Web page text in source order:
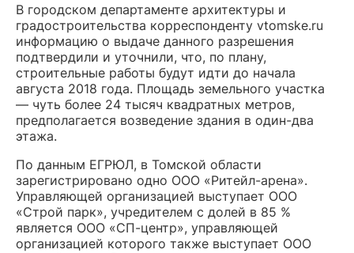
В городском департаменте архитектуры и
градостроительства корреспонденту vtomske.ru
информацию о выдаче данного разрешения
подтвердили и уточнили, что, по плану,
строительные работы будут идти до начала
августа 2018 года. Площадь земельного участка
— чуть более 24 тысяч квадратных метров,
предполагается возведение здания в один-два
этажа.
По данным ЕГРЮЛ, в Томской области
зарегистрировано одно ООО «Ритейл-арена».
Управляющей организацией выступает ООО
«Строй парк», учредителем с долей в 85 %
является ООО «СП-центр», управляющей
организацией которого также выступает ООО